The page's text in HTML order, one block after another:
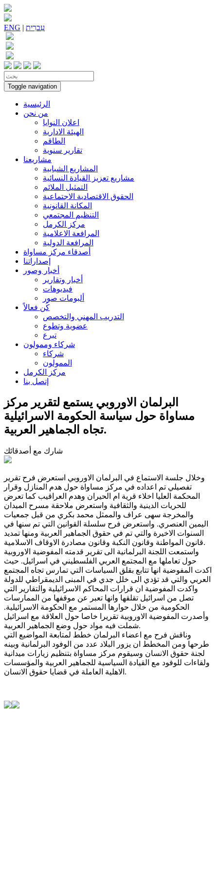
ENG | עִברִית
Toggle navigation
الرئيسية
من نحن
اعلان النوايا
الهيئة الادارية
الطاقم
تقارير سنوية
مشاريعنا
المشاريع الشبابية
مشاريع تعزيز القيادة النسائية
التمثيل الملائم
الحقوق الاقتصادية الاجتماعية
المكانة القانونية
التنظيم المجتمعي
مركز الكرمل
المرافعة الاعلامية
المرافعة الدولية
أصدقاء مركز مساواة
إصداراتنا
أخبار وصور
أخبار وتقارير
فيديوهات
ألبومات صور
كُن فعالاً
التدريب المهني والتخصص
عضوية وتطوع
تبرع
شركاء وممولون
شركاء
الممولون
مركز الكرمل
إتصل بنا
البرلمان الاوروبي يستمع لتقرير مركز
مساواة حول سياسة الحكومة الاسرائيلية
تجاه الجماهير العربية.
شارك مع أصدقائك
وخلال جلسة الاستماع في البرلمان الاوروبي استعرض فرح تقرير
تفصيلي تم اعداده في مركز مساواة حول هدم المنازل وقرار
المحكمة العليا اخلاء قرية ام الحيران وهدم العراقيب كما تعرض
للحريات الدينية والثقافية واستعرض ملاحقة مسرح الميدان
والمخرجة سهى عراف والممثل محمد بكري من قبل جمعيات
اليمين العنصري. واستعرض فرح سلسلة القوانين التي تم سنها في
السنوات الاخيرة والتي تم في حقوق الجماهير العربية ومنها تمديد
قانون المواطنة وقانون النكبة وقانون مصادرة الاوقاف الاسلامية.
واستمعت اللجنة البرلمانية الى تقرير قدمته المفوضية الاوروبية
حول تعاملها مع المجتمع العربي الفلسطيني في اسرائيل. حيث
اكدت المفوضية انها تتابع بقلق السياسات التي تمارس تجاه المجتمع
العربي والتي قد تؤدي الى خلل جدي في المبنى الديمقراطي للدولة
واكدت المفوضية ان قرارات المحاكم الاسرائيلية والتقارير التي
تصل من اسرائيل تقلقها وانها تعبر عن موقفها من الممارسات
الحكومية من خلال حوارها المستمر مع الحكومة الاسرائيلية.
وأصدرت المفوضية الاوروبية تقريرا خاصا حول العلاقة مع اسرائيل
شملت فيه مواد حول وضع الجماهير العربية.
وناقش فرح مع اعضاء البرلمان خطط لمتابعة المواضيع التي
طرحها ومن المخطط ان يزور البلاد عدد من الوفود البرلمانية وبينه
لجنة حقوق الانسان وسيقوم مركز مساواة بتنظيم زيارات ميدانية
ولقاءات للوفود مع القيادة السياسية للجماهير العربية والمؤسسات
الاهلية العاملة في قضايا حقوق الانسان.